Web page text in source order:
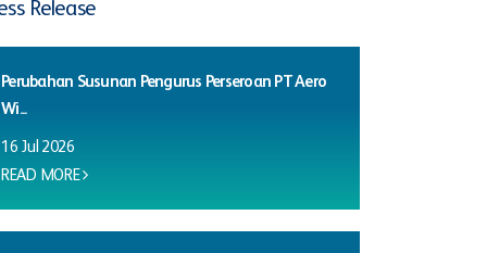
Release
Perubahan Susunan Pengurus Perseroan PT Aero
Wi...
16 Jul 2026
READ MORE